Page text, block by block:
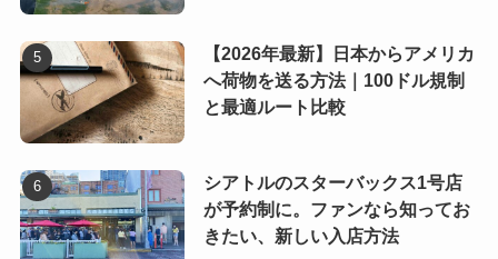
【2026年最新】日本からアメリカ
へ荷物を送る方法｜100ドル規制
と最適ルート比較
シアトルのスターバックス1号店
が予約制に。ファンなら知ってお
きたい、新しい入店方法